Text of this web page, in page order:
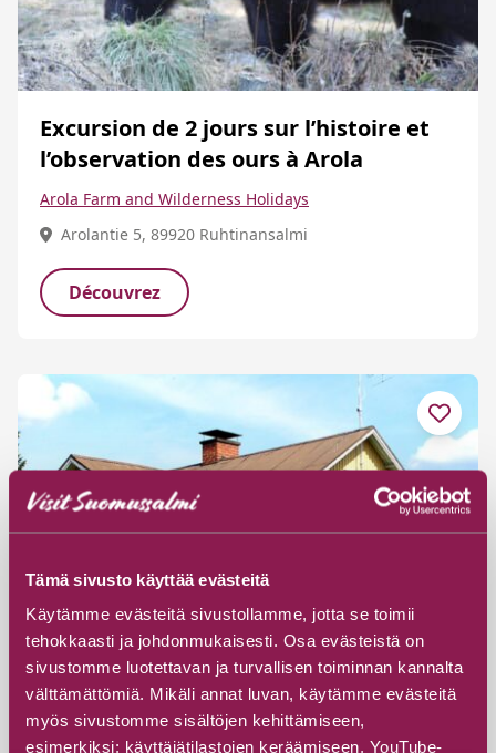
Tämä sivusto käyttää evästeitä
Käytämme evästeitä sivustollamme, jotta se toimii
tehokkaasti ja johdonmukaisesti. Osa evästeistä on
sivustomme luotettavan ja turvallisen toiminnan kannalta
välttämättömiä. Mikäli annat luvan, käytämme evästeitä
myös sivustomme sisältöjen kehittämiseen,
esimerkiksi: käyttäjätilastojen keräämiseen, YouTube-
Excursion de 2 jours sur l’histoire et
l’observation des ours à Arola
Arola Farm and Wilderness Holidays
Arolantie 5, 89920 Ruhtinansalmi
Découvrez